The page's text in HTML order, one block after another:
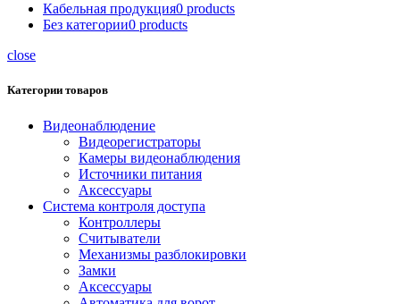
Кабельная продукция0 products
Без категории0 products
close
Категории товаров
Видеонаблюдение
Видеорегистраторы
Камеры видеонаблюдения
Источники питания
Аксессуары
Система контроля доступа
Контроллеры
Считыватели
Механизмы разблокировки
Замки
Аксессуары